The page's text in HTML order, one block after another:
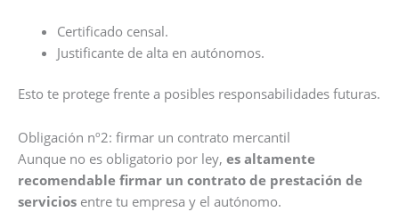
Certificado censal.
Justificante de alta en autónomos.
Esto te protege frente a posibles responsabilidades futuras.
Obligación nº2: firmar un contrato mercantil
Aunque no es obligatorio por ley, es altamente
recomendable firmar un contrato de prestación de
servicios entre tu empresa y el autónomo.